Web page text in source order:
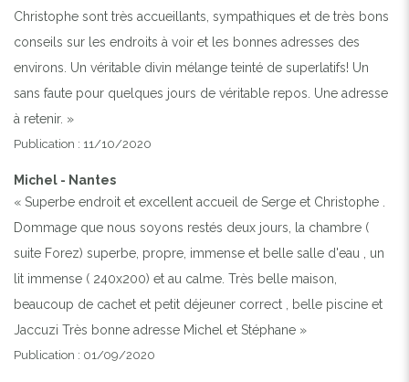
Christophe sont très accueillants, sympathiques et de très bons
conseils sur les endroits à voir et les bonnes adresses des
environs. Un véritable divin mélange teinté de superlatifs! Un
sans faute pour quelques jours de véritable repos. Une adresse
à retenir. »
Publication : 11/10/2020
Michel - Nantes
« Superbe endroit et excellent accueil de Serge et Christophe .
Dommage que nous soyons restés deux jours, la chambre (
suite Forez) superbe, propre, immense et belle salle d'eau , un
lit immense ( 240x200) et au calme. Très belle maison,
beaucoup de cachet et petit déjeuner correct , belle piscine et
Jaccuzi Très bonne adresse Michel et Stéphane »
Publication : 01/09/2020